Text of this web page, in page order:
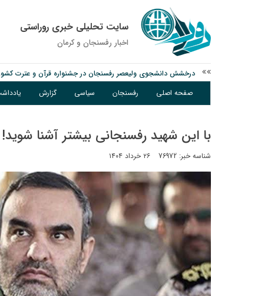
سایت تحلیلی خبری روراستی
اخبار رفسنجان و كرمان
درخشش دانشجوی ولیعصر رفسنجان در جشنواره قرآن و عترت
امام جمعه رفسنجان: تقوا لازمه حرفه خبرنگاری است
پیش‌بینی هواشناسی برای استان کرمان؛ از وزش باد و گردوخاک تا
صفحه اصلی رفسنجان سیاسی گزارش
با این شهید رفسنجانی بیشتر آشنا شوید!
شناسه خبر: 76972 ۲۶ خرداد ۱۴۰۴